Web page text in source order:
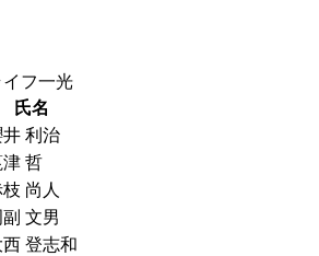
フ一光
氏名
井 利治
津 哲
尚人
副 文男
西 登志和